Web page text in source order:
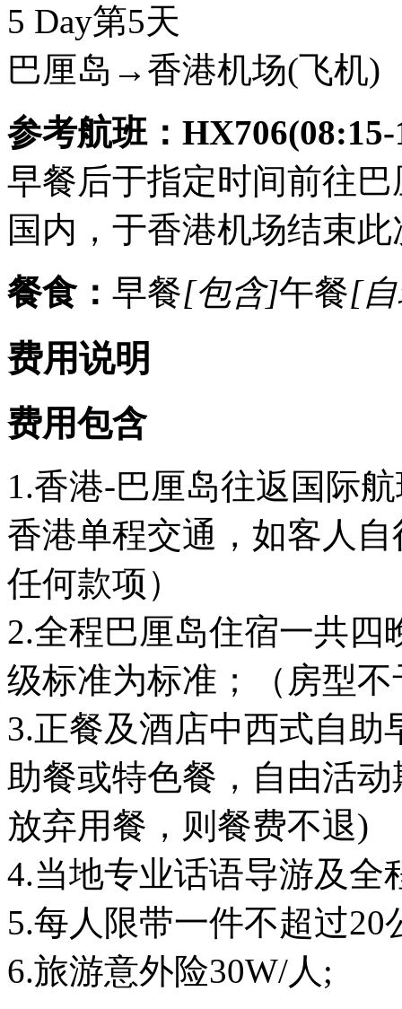
5 Day第5天
巴厘岛→香港机场(飞机)
参考航班：HX706(08:15-
早餐后于指定时间前往
国内，于香港机场结束
餐食： 早餐[包含]午餐[
费用说明
费用包含
1.香港-巴厘岛往返国际
香港单程交通，如客人
任何款项）
2.全程巴厘岛住宿一共
级标准为标准；（房型
3.正餐及酒店中西式自
助餐或特色餐，自由活
放弃用餐，则餐费不退)
4.当地专业话语导游及全
5.每人限带一件不超过20
6.旅游意外险30W/人;